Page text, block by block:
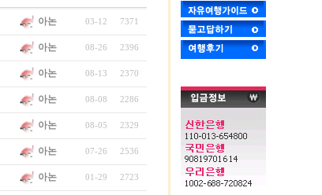
아논 03-12 7371
아논 08-26 2396
아논 08-13 2370
아논 08-08 2286
아논 08-05 2329
아논 07-26 2536
아논 01-29 2723